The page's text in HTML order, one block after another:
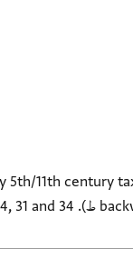
5th/11th century